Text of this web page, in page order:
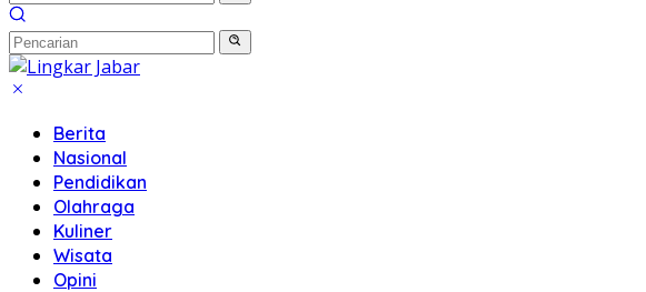
Berita
Nasional
Pendidikan
Olahraga
Kuliner
Wisata
Opini